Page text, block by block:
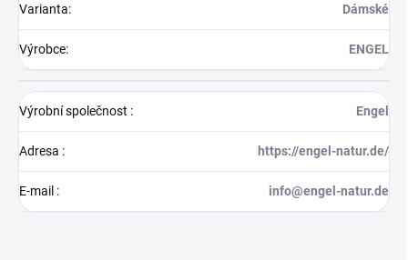
Varianta: Dámské
Výrobce: ENGEL
Výrobní společnost : Engel
Adresa : https://engel-natur.de/
E-mail : info@engel-natur.de